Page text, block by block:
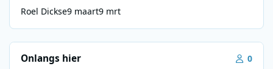
Roel Dickse9 maart9 mrt
Onlangs hier 0